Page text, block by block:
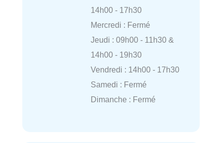
14h00 - 17h30
Mercredi : Fermé
Jeudi : 09h00 - 11h30 &
14h00 - 19h30
Vendredi : 14h00 - 17h30
Samedi : Fermé
Dimanche : Fermé